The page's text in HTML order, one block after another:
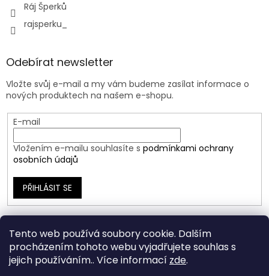
Tento web používá soubory cookie. Dalším
procházením tohoto webu vyjadřujete souhlas s
jejich používáním.. Více informací zde.
Ráj Šperků
rajsperku_
Odebírat newsletter
Vložte svůj e-mail a my vám budeme zasílat informace o
nových produktech na našem e-shopu.
E-mail
Vložením e-mailu souhlasíte s podmínkami ochrany
osobních údajů
PŘIHLÁSIT SE